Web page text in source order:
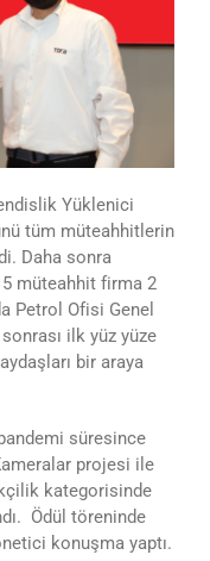
Yüklenici
tüm müteahhitlerin
Daha sonra
müteahhit firma 2
Petrol Ofisi Genel
ilk yüz yüze
bir araya
süresince
projesi ile
kategorisinde
Ödül töreninde
konuşma yaptı.